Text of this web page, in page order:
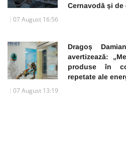
Cernavodă și de
07 August 16:56
Dragoș
avertizează:
produse în
repetate ale
07 August 13:19